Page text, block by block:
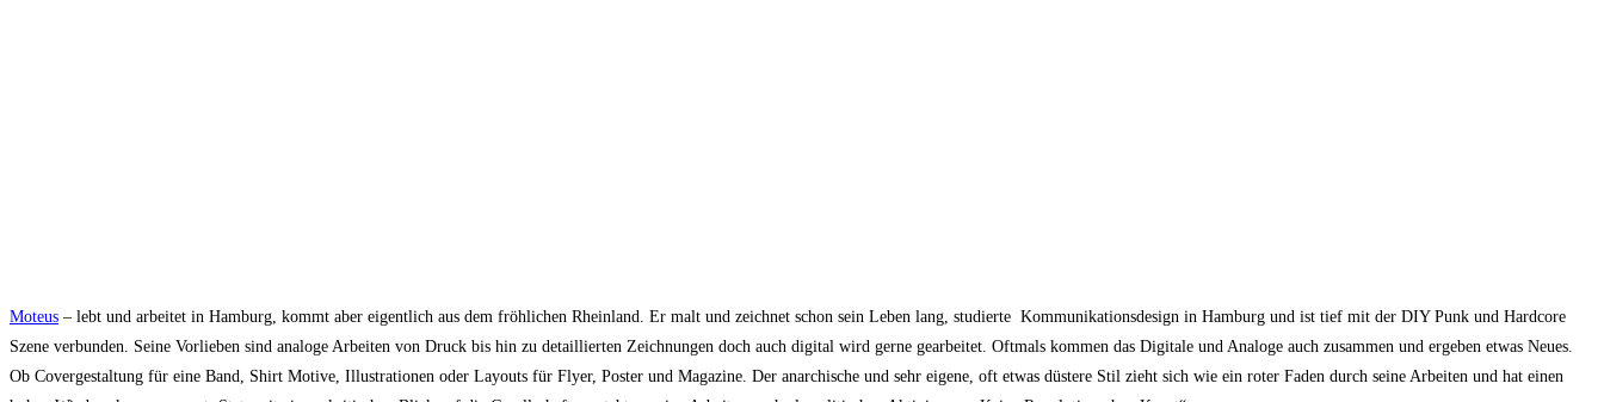
Moteus – lebt und arbeitet in Hamburg, kommt aber eigentlich aus dem fröhlichen Rheinland. Er malt und zeichnet schon sein Leben lang, studierte Kommunikationsdesign in Hamburg und ist tief mit der DIY Punk und Hardcore
Szene verbunden. Seine Vorlieben sind analoge Arbeiten von Druck bis hin zu detaillierten Zeichnungen doch auch digital wird gerne gearbeitet. Oftmals kommen das Digitale und Analoge auch zusammen und ergeben etwas Neues.
Ob Covergestaltung für eine Band, Shirt Motive, Illustrationen oder Layouts für Flyer, Poster und Magazine. Der anarchische und sehr eigene, oft etwas düstere Stil zieht sich wie ein roter Faden durch seine Arbeiten und hat einen